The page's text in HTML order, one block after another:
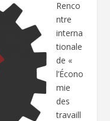
Renco
ntre
interna
tionale
de «
l’Écono
mie
des
travaill